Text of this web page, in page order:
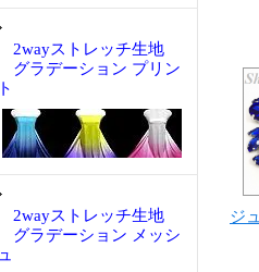
2wayストレッチ生地
グラデーション プリン
ト
2wayストレッチ生地
グラデーション メッシ
ュ
ジ